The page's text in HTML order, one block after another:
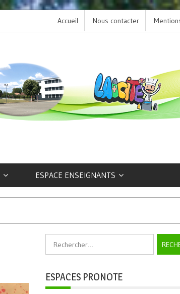
L’option LCA Latin
sur la culture et le
Accueil Nous contacter
ESPACE ENSEIGNANTS
Rechercher :
ESPACES PRONOTE